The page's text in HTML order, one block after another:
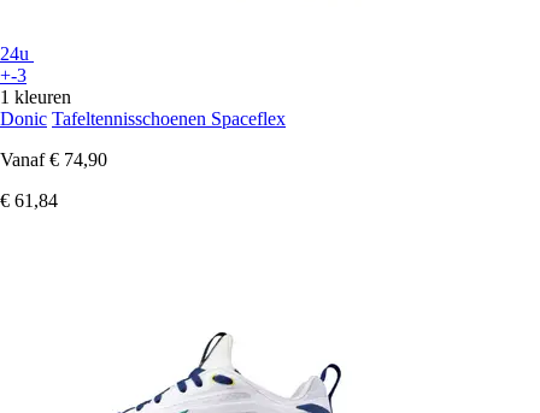
24u
+-3
1 kleuren
Donic Tafeltennisschoenen Spaceflex
Vanaf € 74,90
€ 61,84